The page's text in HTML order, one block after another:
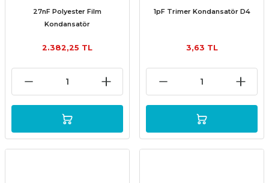
27nF Polyester Film
Kondansatör
2.382,25 TL
1pF Trimer Kondansatör D4
3,63 TL